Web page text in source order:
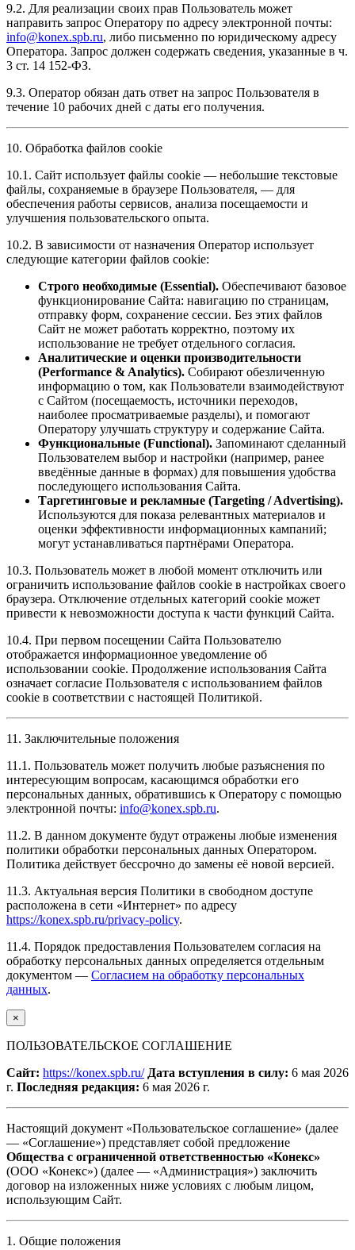
9.2. Для реализации своих прав Пользователь может
направить запрос Оператору по адресу электронной почты:
info@konex.spb.ru, либо письменно по юридическому адресу
Оператора. Запрос должен содержать сведения, указанные в ч.
3 ст. 14 152-ФЗ.
9.3. Оператор обязан дать ответ на запрос Пользователя в
течение 10 рабочих дней с даты его получения.
10. Обработка файлов cookie
10.1. Сайт использует файлы cookie — небольшие текстовые
файлы, сохраняемые в браузере Пользователя, — для
обеспечения работы сервисов, анализа посещаемости и
улучшения пользовательского опыта.
10.2. В зависимости от назначения Оператор использует
следующие категории файлов cookie:
Строго необходимые (Essential). Обеспечивают базовое
функционирование Сайта: навигацию по страницам,
отправку форм, сохранение сессии. Без этих файлов
Сайт не может работать корректно, поэтому их
использование не требует отдельного согласия.
Аналитические и оценки производительности
(Performance & Analytics). Собирают обезличенную
информацию о том, как Пользователи взаимодействуют
с Сайтом (посещаемость, источники переходов,
наиболее просматриваемые разделы), и помогают
Оператору улучшать структуру и содержание Сайта.
Функциональные (Functional). Запоминают сделанный
Пользователем выбор и настройки (например, ранее
введённые данные в формах) для повышения удобства
последующего использования Сайта.
Таргетинговые и рекламные (Targeting / Advertising).
Используются для показа релевантных материалов и
оценки эффективности информационных кампаний;
могут устанавливаться партнёрами Оператора.
10.3. Пользователь может в любой момент отключить или
ограничить использование файлов cookie в настройках своего
браузера. Отключение отдельных категорий cookie может
привести к невозможности доступа к части функций Сайта.
10.4. При первом посещении Сайта Пользователю
отображается информационное уведомление об
использовании cookie. Продолжение использования Сайта
означает согласие Пользователя с использованием файлов
cookie в соответствии с настоящей Политикой.
11. Заключительные положения
11.1. Пользователь может получить любые разъяснения по
интересующим вопросам, касающимся обработки его
персональных данных, обратившись к Оператору с помощью
электронной почты: info@konex.spb.ru.
11.2. В данном документе будут отражены любые изменения
политики обработки персональных данных Оператором.
Политика действует бессрочно до замены её новой версией.
11.3. Актуальная версия Политики в свободном доступе
расположена в сети «Интернет» по адресу
https://konex.spb.ru/privacy-policy.
11.4. Порядок предоставления Пользователем согласия на
обработку персональных данных определяется отдельным
документом — Согласием на обработку персональных
данных.
×
ПОЛЬЗОВАТЕЛЬСКОЕ СОГЛАШЕНИЕ
Сайт: https://konex.spb.ru/ Дата вступления в силу: 6 мая 2026
г. Последняя редакция: 6 мая 2026 г.
Настоящий документ «Пользовательское соглашение» (далее
— «Соглашение») представляет собой предложение
Общества с ограниченной ответственностью «Конекс»
(ООО «Конекс») (далее — «Администрация») заключить
договор на изложенных ниже условиях с любым лицом,
использующим Сайт.
1. Общие положения